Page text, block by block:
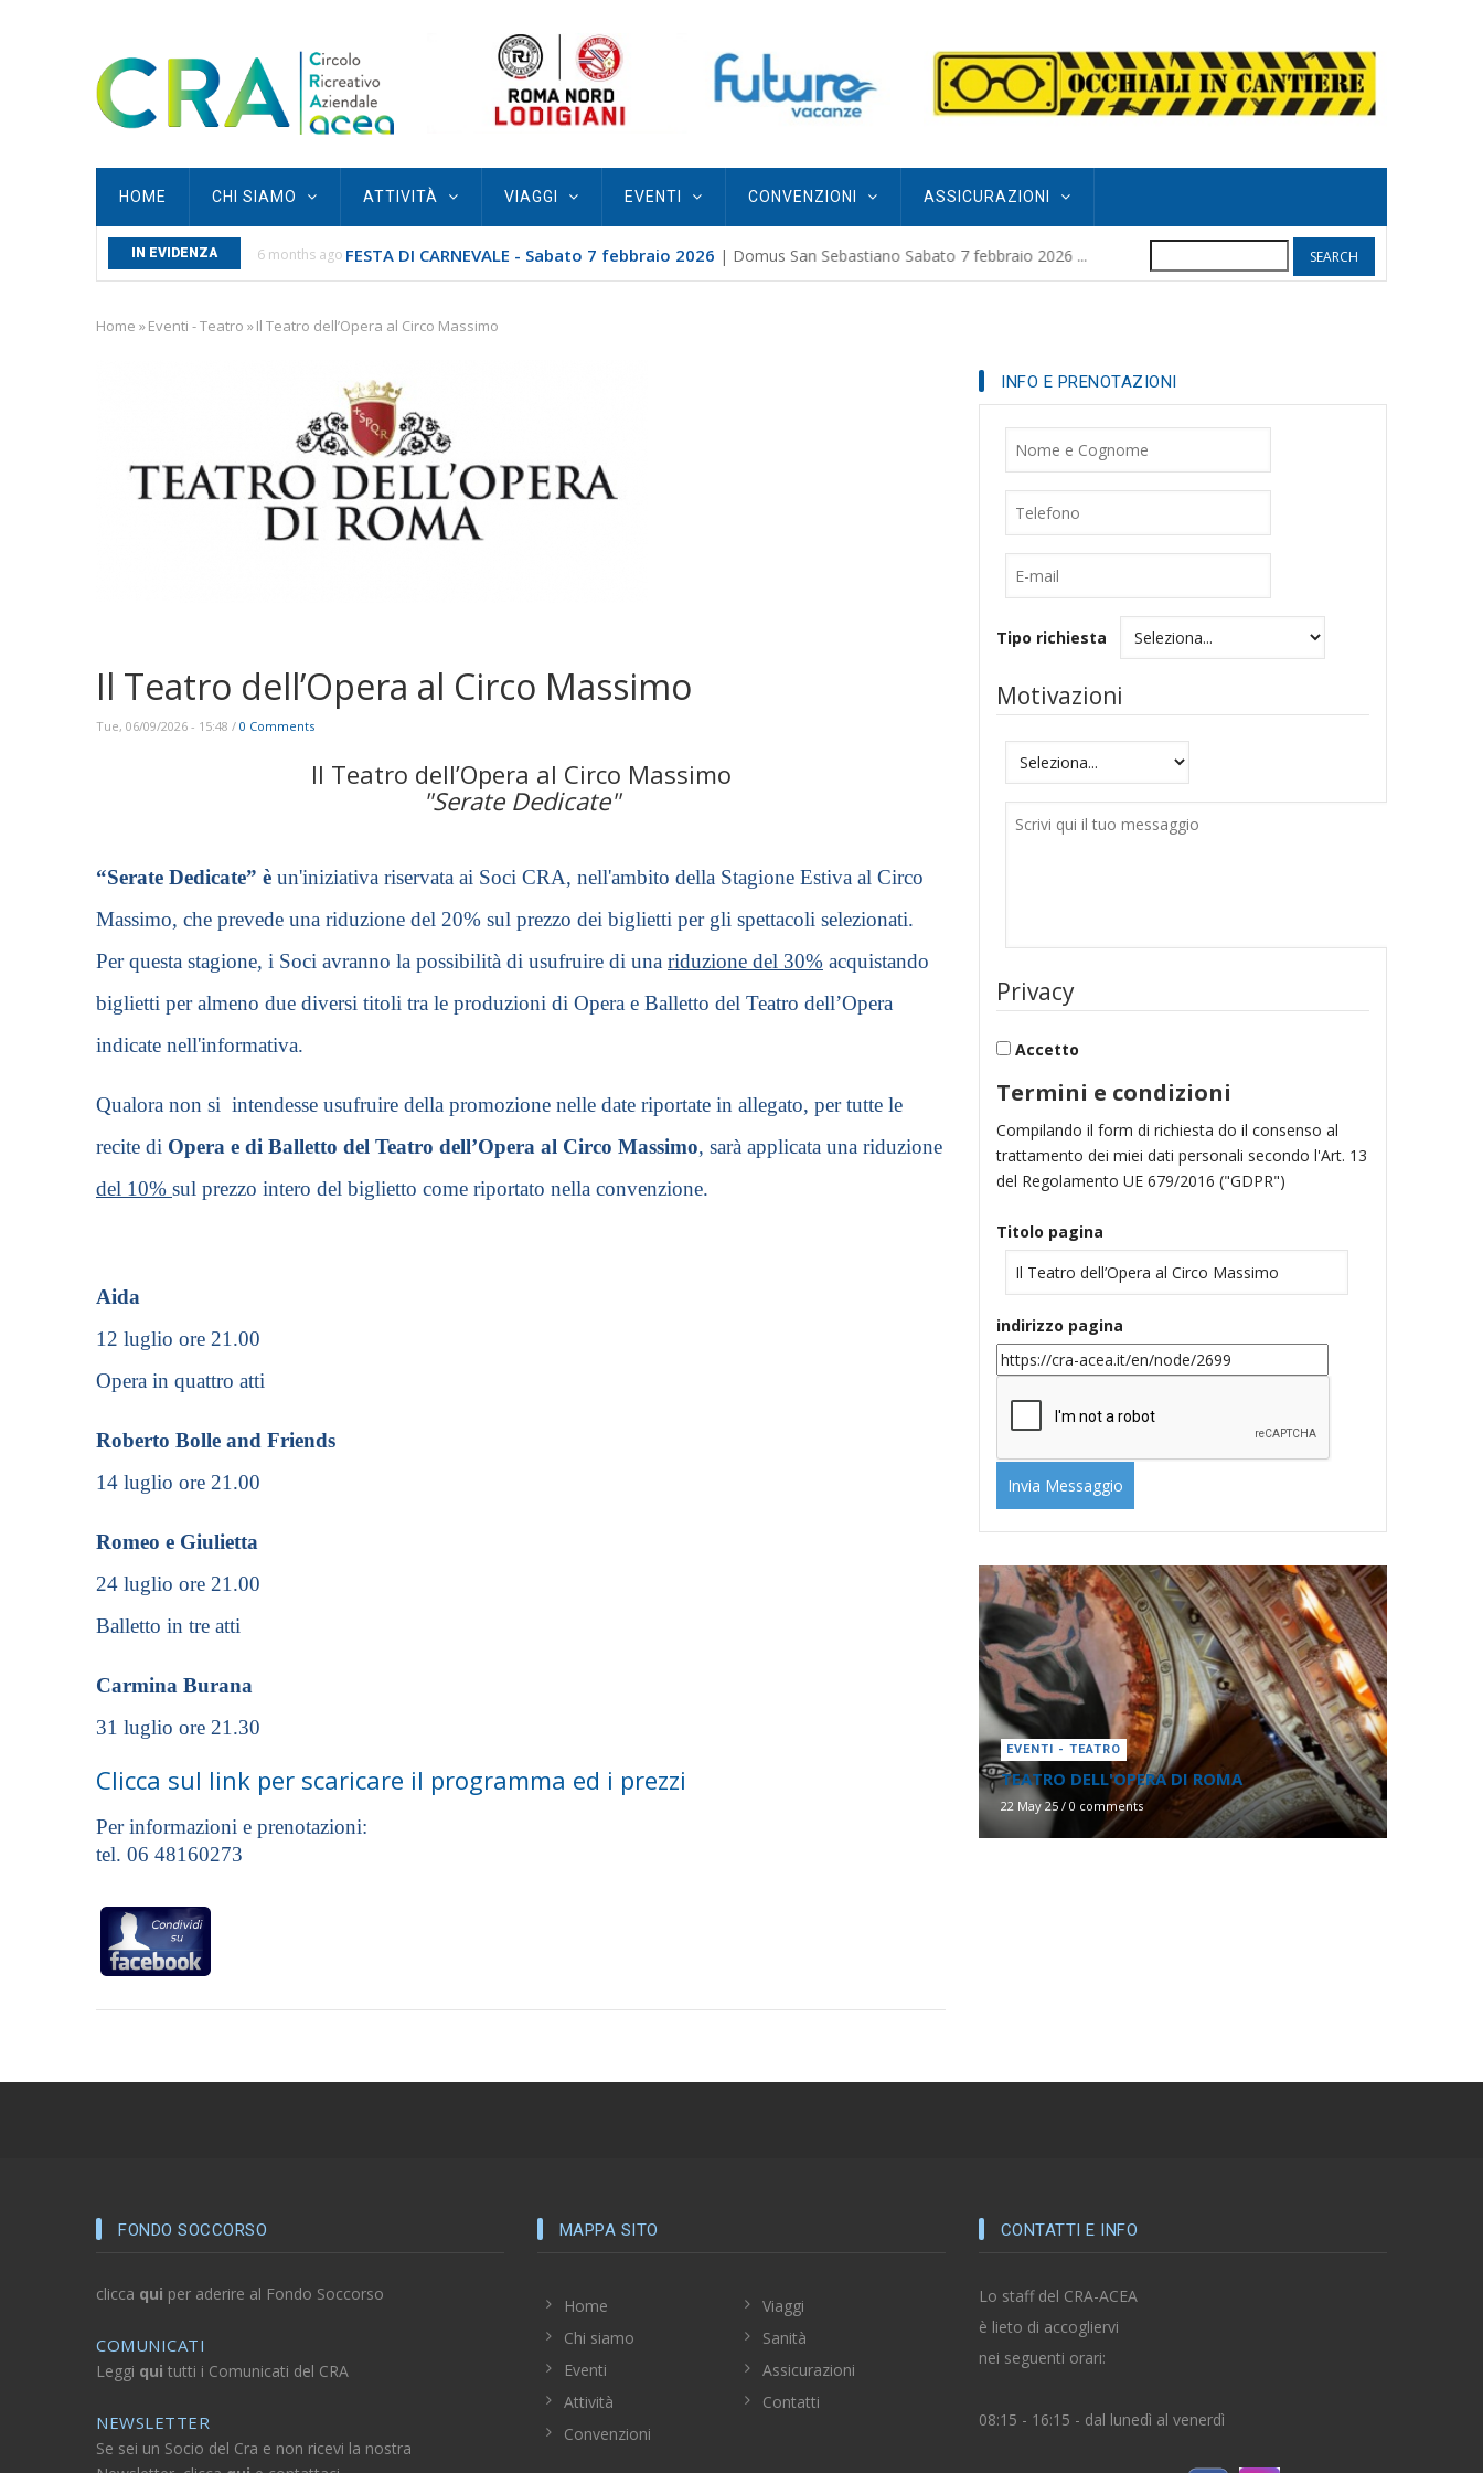
Main
navigation
HOME CHI SIAMO ATTIVITÀ VIAGGI EVENTI CONVENZIONI ASSICURAZIONI
IN EVIDENZA
SEBASTIANO... 6 months ago FESTA DI CARNEVALE - Sabato 7 febbraio 2026 | Domus San Sebastiano Sabato 7 febbraio 2026 ... 8 months agoPOGGIO GRIFO
Breadcrumb
Home »Eventi - Teatro »Il Teatro dell’Opera al Circo Massimo
Il Teatro dell’Opera al Circo Massimo
Tue, 06/09/2026 - 15:48 / 0 Comments
Il Teatro dell’Opera al Circo Massimo
"Serate Dedicate"
“Serate Dedicate” è un'iniziativa riservata ai Soci CRA, nell'ambito della Stagione Estiva al Circo
Massimo, che prevede una riduzione del 20% sul prezzo dei biglietti per gli spettacoli selezionati.
Per questa stagione, i Soci avranno la possibilità di usufruire di una riduzione del 30% acquistando
biglietti per almeno due diversi titoli tra le produzioni di Opera e Balletto del Teatro dell’Opera
indicate nell'informativa.
Qualora non si intendesse usufruire della promozione nelle date riportate in allegato, per tutte le
recite di Opera e di Balletto del Teatro dell’Opera al Circo Massimo, sarà applicata una riduzione
del 10% sul prezzo intero del biglietto come riportato nella convenzione.
Aida
12 luglio ore 21.00
Opera in quattro atti
Roberto Bolle and Friends
14 luglio ore 21.00
Romeo e Giulietta
24 luglio ore 21.00
Balletto in tre atti
Carmina Burana
31 luglio ore 21.30
Clicca sul link per scaricare il programma ed i prezzi
Per informazioni e prenotazioni:
tel. 06 48160273
INFO E PRENOTAZIONI
Nome
Telefono
Tipo richiesta
Motivazioni
Motivazioni
Messaggio
Privacy
Accetto
Termini e condizioni
Compilando il form di richiesta do il consenso al
trattamento dei miei dati personali secondo l'Art. 13
del Regolamento UE 679/2016 ("GDPR")
Titolo pagina
indirizzo pagina
EVENTI - TEATRO
TEATRO DELL'OPERA DI ROMA
22 May 25 / 0 comments
FONDO SOCCORSO
clicca qui per aderire al Fondo Soccorso
COMUNICATI
Leggi qui tutti i Comunicati del CRA
NEWSLETTER
Se sei un Socio del Cra e non ricevi la nostra
MAPPA SITO
Home
Chi siamo
Eventi
Attività
Convenzioni
Viaggi
Sanità
Assicurazioni
Contatti
CONTATTI E INFO
Lo staff del CRA-ACEA
è lieto di accogliervi
nei seguenti orari:
08:15 - 16:15 - dal lunedì al venerdì